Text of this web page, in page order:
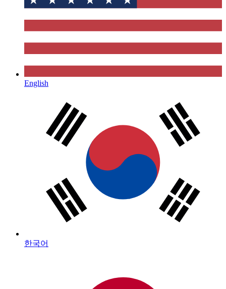
English
한국어